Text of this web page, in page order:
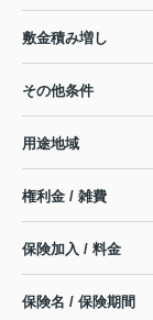
敷金積み増し
その他条件
用途地域
権利金 / 雑費
保険加入 / 料金
保険名 / 保険期間